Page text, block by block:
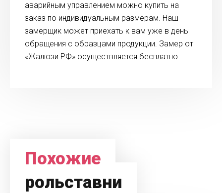
аварийным управлением можно купить на
заказ по индивидуальным размерам. Наш
замерщик может приехать к вам уже в день
обращения с образцами продукции. Замер от
«Жалюзи.РФ» осуществляется бесплатно.
Похожие
рольставни